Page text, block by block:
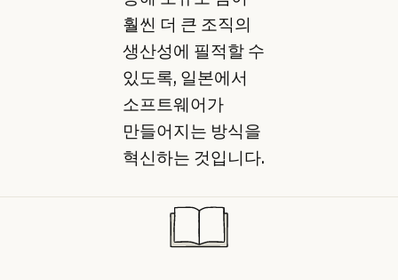
훨씬 더 큰 조직의
생산성에 필적할 수
있도록, 일본에서
소프트웨어가
만들어지는 방식을
혁신하는 것입니다.